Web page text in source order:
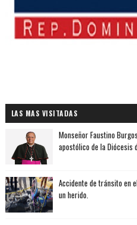
LAS MAS VISITADAS
Monseñor Faustino
apostólico de la Diócesis
Accidente de tránsito en
un herido.